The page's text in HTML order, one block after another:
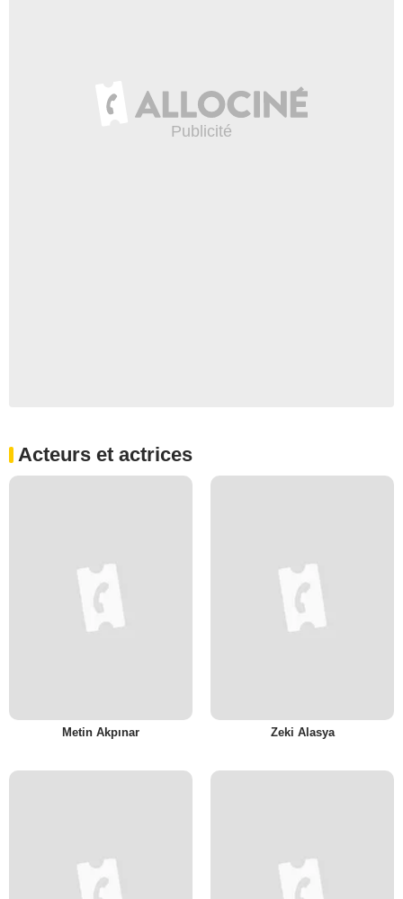
Acteurs et actrices
Metin Akpınar Zeki Alasya